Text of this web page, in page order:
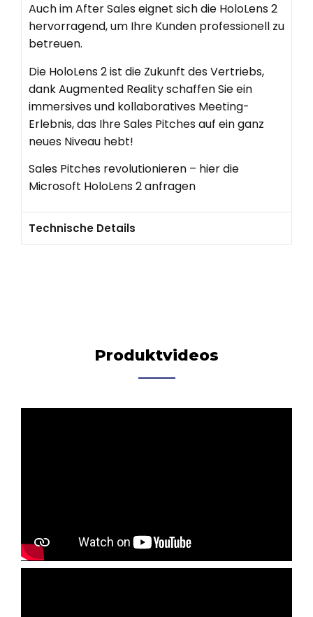
Auch im After Sales eignet sich die HoloLens 2
hervorragend, um Ihre Kunden professionell zu
betreuen.
Die HoloLens 2 ist die Zukunft des Vertriebs,
dank Augmented Reality schaffen Sie ein
immersives und kollaboratives Meeting-
Erlebnis, das Ihre Sales Pitches auf ein ganz
neues Niveau hebt!
Sales Pitches revolutionieren – hier die
Microsoft HoloLens 2 anfragen
Technische Details
Produktvideos